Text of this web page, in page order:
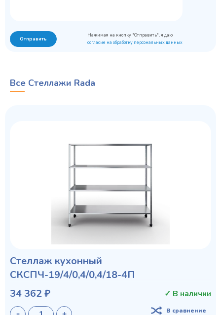
Отправить
Нажимая на кнопку "Отправить", я даю
согласие на обработку персональных данных
Все Стеллажи Rada
Стеллаж кухонный
СКСПЧ-19/4/0,4/0,4/18-4П
34 362 ₽
✓ В наличии
В сравнение